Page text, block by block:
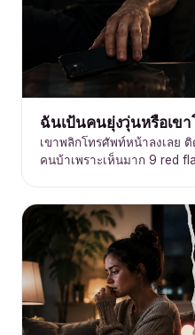
ฉันเป้นคนยุ่งวุ่นหรือเข
เขาพลิกโทรศัพท์หน้าลงเลย
คนบ้าเพราะเห็นมาก 9 red